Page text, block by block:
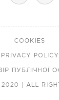
COOKIES
PRIVACY POLICY
ПУБЛІЧНОЇ
2020 | ALL